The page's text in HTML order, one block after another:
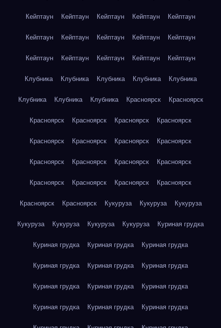
Кейптаун Кейптаун Кейптаун Кейптаун Кейптаун
Кейптаун Кейптаун Кейптаун Кейптаун Кейптаун
Кейптаун Кейптаун Кейптаун Кейптаун Кейптаун
Клубника Клубника Клубника Клубника Клубника
Клубника Клубника Клубника Красноярск Красноярск
Красноярск Красноярск Красноярск Красноярск
Красноярск Красноярск Красноярск Красноярск
Красноярск Красноярск Красноярск Красноярск
Красноярск Красноярск Красноярск Красноярск
Красноярск Красноярск Кукуруза Кукуруза Кукуруза
Кукуруза Кукуруза Кукуруза Кукуруза Куриная грудка
Куриная грудка Куриная грудка Куриная грудка
Куриная грудка Куриная грудка Куриная грудка
Куриная грудка Куриная грудка Куриная грудка
Куриная грудка Куриная грудка Куриная грудка